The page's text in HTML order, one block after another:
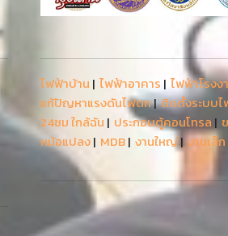
ไฟฟ้าบ้าน | ไฟฟ้าอาคาร | ไฟฟ้าโรงง
แก้ปัญหาแรงดันไฟตก|ติดตั้งระบบ
24ชม ใกล้ฉัน | ประกอบตู้คอนโทรล |
หม้อแปลง| MDB| งานใหญ่| งานเล็ก